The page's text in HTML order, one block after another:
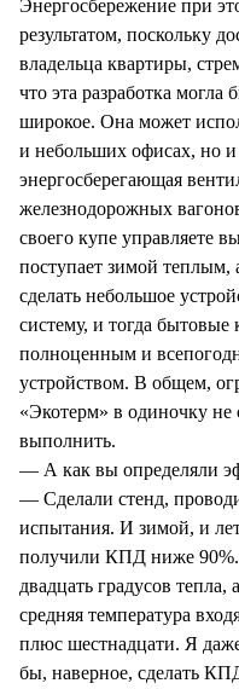
Энергосбережение при
результатом, поскольку
владельца квартиры,
что эта разработка
широкое. Она может
и небольших офисах, но
энергосберегающая
железнодорожных
своего купе управляете
поступает зимой
сделать небольшое
систему, и тогда
полноценным и
устройством. В общем,
«Экотерм» в одиночку
выполнить.
— А как вы определяли
— Сделали стенд,
испытания. И зимой, и
получили КПД ниже 90%.
двадцать градусов
средняя температура
плюс шестнадцати. Я
бы, наверное, сделать